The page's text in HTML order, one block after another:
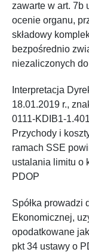
zawarte w art. 7b
ocenie organu,
składowy
bezpośrednio
niezaliczonych
Interpretacja
18.01.2019 r.,
0111-KDIB1-
Przychody i
ramach SSE
ustalania limitu o
PDOP
Spółka prowadzi
Ekonomicznej,
opodatkowane
pkt 34 ustawy o